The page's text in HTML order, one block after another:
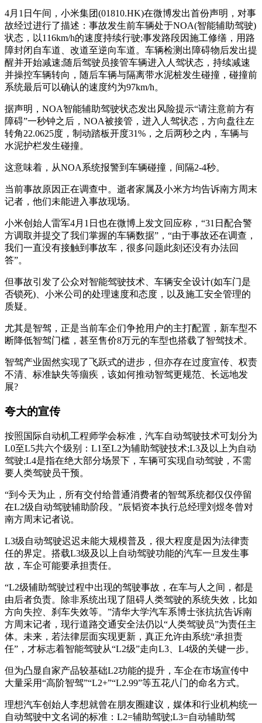
4月1日午间，小米集团(01810.HK)在微博发出首份声明，对事
故经过进行了描述：事故发生前车辆处于NOA(智能辅助驾驶)
状态，以116km/h的速度持续行驶;事发路段因施工修缮，用路
障封闭自车道、改道至逆向车道。车辆检测出障碍物后发出提
醒并开始减速;随后驾驶员接管车辆进入人驾状态，持续减速
并操控车辆转向，随后车辆与隔离带水泥桩发生碰撞，碰撞前
系统最后可以确认的速度约为97km/h。
据声明，NOA智能辅助驾驶状态发出风险提示“请注意前方有
障碍”一秒钟之后，NOA被接管，进入人驾状态，方向盘往左
转角22.0625度，制动踏板开度31%，之后两秒之内，车辆与
水泥护栏发生碰撞。
这意味着，从NOA系统报警到车辆碰撞，间隔2-4秒。
当前事故原因正在调查中。逝者家属及小米方均告诉南方周末
记者，他们未能进入事故现场。
小米创始人雷军4月1日也在微博上发文回应称，“31日配合警
方调取并提交了我们掌握的车辆数据”，“由于事故还在调查，
我们一直没有接触到事故车，很多问题此刻还没有办法回
答”。
但事故引发了公众对智能驾驶技术、车辆安全设计(如车门是
否锁死)、小米公司的处理速度和态度，以及施工安全管理的
质疑。
尤其是智驾，正是当前车企们争抢用户的主打配置，新车型不
断降低智驾门槛，甚至售价8万元的车型也搭载了智驾技术。
智驾产业固然实现了飞跃式的进步，但亦存在过度宣传、权责
不清、标准缺失等痼疾，该如何推动智驾更规范、长远地发
展?
夸大的宣传
按照国际自动机工程师学会标准，汽车自动驾驶技术可划分为
L0至L5共六个级别：L1至L2为辅助驾驶技术;L3及以上为自动
驾驶;L4是指在绝大部分场景下，车辆可实现自动驾驶，不需
要人类驾驶员干预。
“到今天为止，所有交付给普通消费者的智驾系统都仅仅停留
在L2级自动驾驶辅助阶段。”辰韬资本执行总经理刘煜冬曾对
南方周末记者说。
L3级自动驾驶迟迟未能大规模普及，很大程度是因为法律责
任的界定。搭载L3级及以上自动驾驶功能的汽车一旦发生事
故，车企可能要承担责任。
“L2级辅助驾驶过程中出现的驾驶事故，在车与人之间，都是
由后者负责。除非系统出现了阻碍人类驾驶的系统失效，比如
方向失控、刹车失效等。”清华大学汽车系博士张抗抗告诉南
方周末记者，现行道路交通安全法仍以“人类驾驶员”为责任主
体。未来，若法律层面实现更新，真正允许由系统“承担责
任”，才标志着智能驾驶从“L2级”走向L3、L4级的关键一步。
但为凸显自家产品较基础L2功能的提升，车企在市场宣传中
大量采用“高阶智驾”“L2+”“L2.99”等五花八门的命名方式。
理想汽车创始人李想就曾在朋友圈建议，媒体和行业机构统一
自动驾驶中文名词的标准：L2=辅助驾驶;L3=自动辅助驾